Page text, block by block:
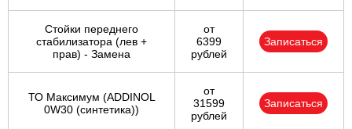
Стойки переднего
стабилизатора (лев +
прав) - Замена
от
6399
рублей
Записаться
ТО Максимум (ADDINOL
0W30 (синтетика))
от
31599
рублей
Записаться